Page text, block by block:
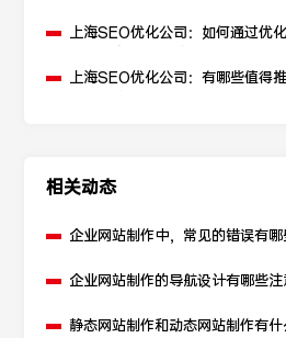
上海SEO优化公司：如何通过优
上海SEO优化公司：有哪些值得
相关动态
企业网站制作中，常见的错误有哪
企业网站制作的导航设计有哪些注
静态网站制作和动态网站制作有什